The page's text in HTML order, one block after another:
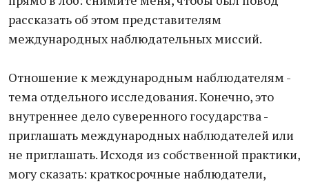
рассказать об этом представителям
международных наблюдательных миссий.
Отношение к международным наблюдателям -
тема отдельного исследования. Конечно, это
внутреннее дело суверенного государства -
приглашать международных наблюдателей или
не приглашать. Исходя из собственной практики,
могу сказать: краткосрочные наблюдатели,